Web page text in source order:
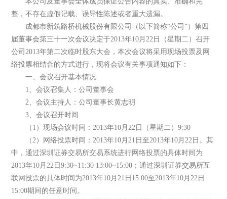
整，不存在虚假记载、误导性陈述或者重大遗漏。
成都市新筑路桥机械股份有限公司（以下简称“公司”）第四
届董事会第三十一次会议决定于2013年10月22日（星期二）召开
公司2013年第二次临时股东大会，本次会议将采用现场投票及网
络投票相结合的方式进行，现将会议有关事项通知如下：
一、会议召开基本情况
1、会议召集人：公司董事会
2、会议主持人：公司董事长黄志明
3、会议召开时间
（1）现场会议时间：2013年10月22日（星期二）9:30
（2）网络投票时间：2013年10月21日至2013年10月22日。其
中，通过深圳证券交易所交易系统进行网络投票的具体时间为
2013年10月22日9:30~11:30 13:00~15:00；通过深圳证券交易所互
联网投票的具体时间为2013年10月21日15:00至2013年10月22日
15:00期间的任意时间。